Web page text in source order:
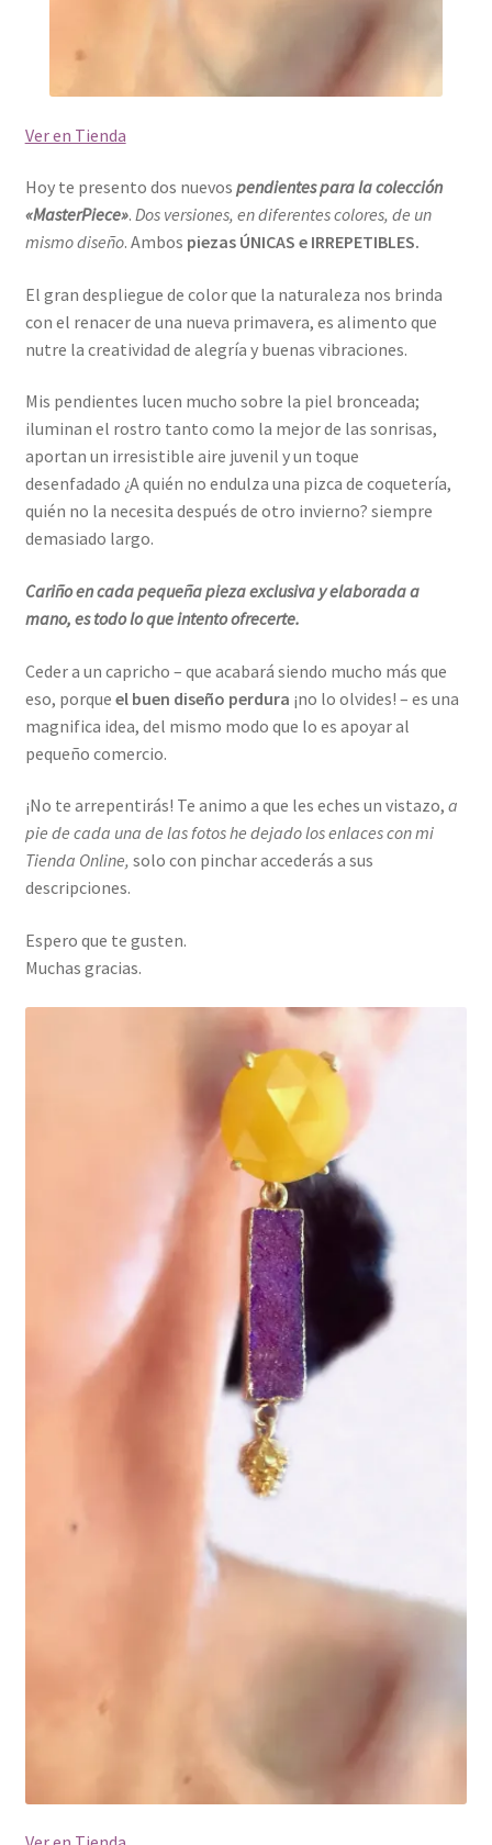
Ver en Tienda
Hoy te presento dos nuevos pendientes para la colección
«MasterPiece». Dos versiones, en diferentes colores, de un
mismo diseño. Ambos piezas ÚNICAS e IRREPETIBLES.
El gran despliegue de color que la naturaleza nos brinda
con el renacer de una nueva primavera, es alimento que
nutre la creatividad de alegría y buenas vibraciones.
Mis pendientes lucen mucho sobre la piel bronceada;
iluminan el rostro tanto como la mejor de las sonrisas,
aportan un irresistible aire juvenil y un toque
desenfadado ¿A quién no endulza una pizca de coquetería,
quién no la necesita después de otro invierno? siempre
demasiado largo.
Cariño en cada pequeña pieza exclusiva y elaborada a
mano, es todo lo que intento ofrecerte.
Ceder a un capricho – que acabará siendo mucho más que
eso, porque el buen diseño perdura ¡no lo olvides! – es una
magnifica idea, del mismo modo que lo es apoyar al
pequeño comercio.
¡No te arrepentirás! Te animo a que les eches un vistazo, a
pie de cada una de las fotos he dejado los enlaces con mi
Tienda Online, solo con pinchar accederás a sus
descripciones.
Espero que te gusten.
Muchas gracias.